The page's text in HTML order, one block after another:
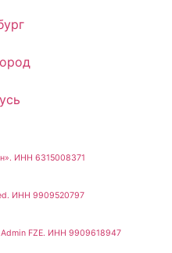
ИНН 6315008371
ИНН 9909520797
FZE. ИНН 9909618947